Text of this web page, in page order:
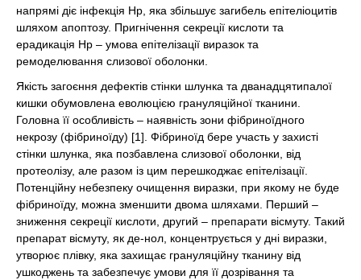
напрямі діє інфекція Нр, яка збільшує загибель епітеліоцитів
шляхом апоптозу. Пригнічення секреції кислоти та
ерадикація Нр – умова епітелізації виразок та
ремоделювання слизової оболонки.
Якість загоєння дефектів стінки шлунка та дванадцятипалої
кишки обумовлена еволюцією грануляційної тканини.
Головна її особливість – наявність зони фібриноїдного
некрозу (фібриноїду) [1]. Фібриноїд бере участь у захисті
стінки шлунка, яка позбавлена слизової оболонки, від
протеолізу, але разом із цим перешкоджає епітелізації.
Потенційну небезпеку очищення виразки, при якому не буде
фібриноїду, можна зменшити двома шляхами. Перший –
зниження секреції кислоти, другий – препарати вісмуту. Такий
препарат вісмуту, як де-нол, концентрується у дні виразки,
утворює плівку, яка захищає грануляційну тканину від
ушкоджень та забезпечує умови для її дозрівання та